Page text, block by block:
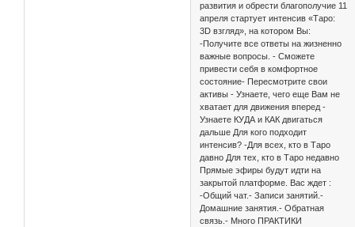
развития и обрести благополучие 11
апреля стартует интенсив «Таро:
3D взгляд», на котором Вы:
-Получите все ответы на жизненно
важные вопросы. - Сможете
привести себя в комфортное
состояние- Пересмотрите свои
активы - Узнаете, чего еще Вам не
хватает для движения вперед -
Узнаете КУДА и КАК двигаться
дальше Для кого подходит
интенсив? -Для всех, кто в Таро
давно Для тех, кто в Таро недавно
Прямые эфиры будут идти на
закрытой платформе. Вас ждет :
-Общий чат.- Записи занятий.-
Домашние занятия.- Обратная
связь.- Много ПРАКТИКИ